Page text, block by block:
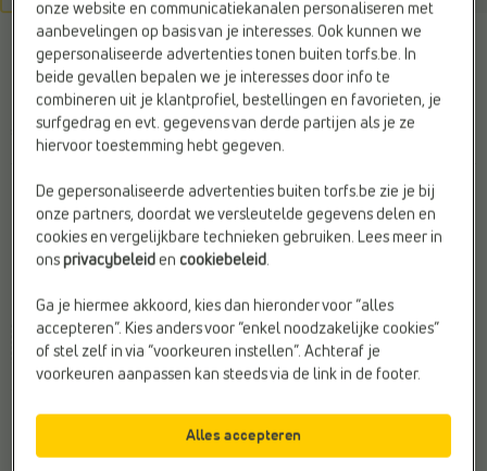
Sneakers wit
€ 59,99
Kleur
Maat
28 29,5
Ontdek meer van dit merk
onze website en communicatiekanalen personaliseren met
aanbevelingen op basis van je interesses. Ook kunnen we
gepersonaliseerde advertenties tonen buiten torfs.be. In
beide gevallen bepalen we je interesses door info te
combineren uit je klantprofiel, bestellingen en favorieten, je
surfgedrag en evt. gegevens van derde partijen als je ze
hiervoor toestemming hebt gegeven.
De gepersonaliseerde advertenties buiten torfs.be zie je bij
onze partners, doordat we versleutelde gegevens delen en
cookies en vergelijkbare technieken gebruiken. Lees meer in
onsprivacybeleid encookiebeleid.
Ga je hiermee akkoord, kies dan hieronder voor “alles
accepteren”. Kies anders voor “enkel noodzakelijke cookies”
of stel zelf in via “voorkeuren instellen”. Achteraf je
voorkeuren aanpassen kan steeds via de link in de footer.
Alles accepteren